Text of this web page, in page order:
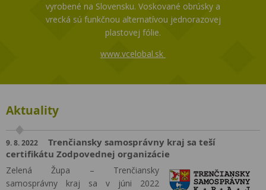
vyrobené na Slovensku. Voskované obrúsky a
vrecká sú funkčnou alternatívou jednorazovej
plastovej fólie.
www.vcelobal.sk
Aktuality
9. 8. 2022
Trenčiansky samosprávny kraj sa teší
certifikátu Zodpovednej organizácie
Zelená Župa – Trenčiansky
samosprávny kraj sa v júni 2022